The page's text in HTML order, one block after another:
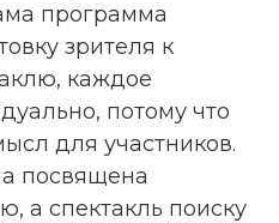
программа
зрителя к
каждое
потому что
для участников.
посвящена
а спектакль поиску